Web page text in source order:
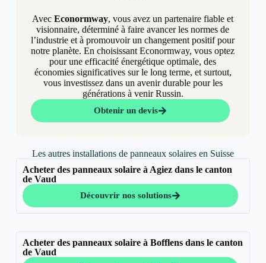
AvecEconormway, vous avez un partenaire fiable et
visionnaire, déterminé à faire avancer les normes de
l’industrie et à promouvoir un changement positif pour
notre planète. En choisissant Econormway, vous optez
pour une efficacité énergétique optimale, des
économies significatives sur le long terme, et surtout,
vous investissez dans un avenir durable pour les
générations à venir Russin.
Obtenir un devis
Les autres installations de panneaux solaires en Suisse
Acheter des panneaux solaire à Agiez dans le canton
de Vaud
Découvrir nos solutions
Acheter des panneaux solaire à Bofflens dans le canton
de Vaud